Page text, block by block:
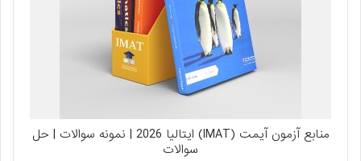
منابع آزمون آیمت (IMAT) ایتالیا 2026 | نمونه سوالات | حل
سوالات